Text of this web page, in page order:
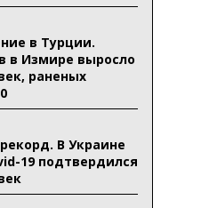
в Турции.
в Измире выросло
раненых
В Украине
19 подтвердился